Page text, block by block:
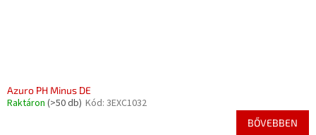
Azuro PH Minus DE
Raktáron (>50 db) Kód: 3EXC1032
BŐVEBBEN